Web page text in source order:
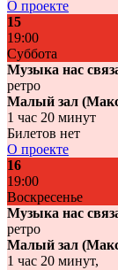
О проекте
15
19:00
Суббота
Музыка нас
ретро
Малый зал
1 час 20 минут
Билетов нет
О проекте
16
19:00
Воскресенье
Музыка нас
ретро
Малый зал
1 час 20 минут,